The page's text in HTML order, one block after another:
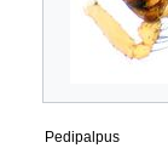
Pedipalpus